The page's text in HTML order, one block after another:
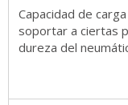
Capacidad de
soportar a ciertas
dureza del